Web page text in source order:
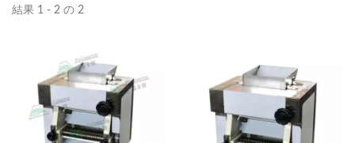
結果 1 - 2 の 2